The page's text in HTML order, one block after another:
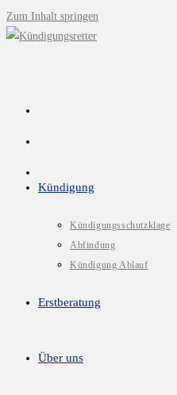
Zum Inhalt springen
Kündigung
Kündigungsschutzklage
Abfindung
Kündigung Ablauf
Erstberatung
Über uns